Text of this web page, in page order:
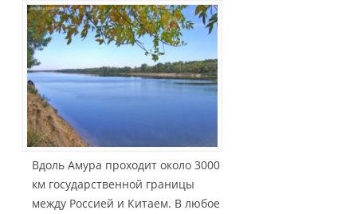
Вдоль Амура проходит около 3000
км государственной границы
между Россией и Китаем. В любое